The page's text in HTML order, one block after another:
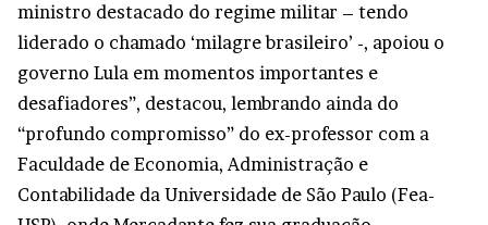
ministro destacado do regime militar – tendo
liderado o chamado ‘milagre brasileiro’ -, apoiou o
governo Lula em momentos importantes e
desafiadores”, destacou, lembrando ainda do
“profundo compromisso” do ex-professor com a
Faculdade de Economia, Administração e
Contabilidade da Universidade de São Paulo (Fea-